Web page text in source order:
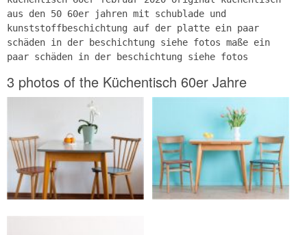
aus den 50 60er jahren mit schublade und
kunststoffbeschichtung auf der platte ein paar
schäden in der beschichtung siehe fotos maße ein
paar schäden in der beschichtung siehe fotos
3 photos of the Küchentisch 60er Jahre